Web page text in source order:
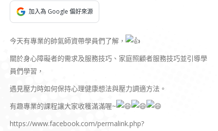
加入為 Google 偏好來源
今天有專業的帥氣師資帶學員們了解，
關於身心障礙者的需求及服務技巧、家庭照顧者服務技巧並引導學
員們學習，
遇見壓力時如何保持心理健康想法與壓力調適方法。
有趣專業的課程讓大家收穫滿滿喔~
https://www.facebook.com/permalink.php?